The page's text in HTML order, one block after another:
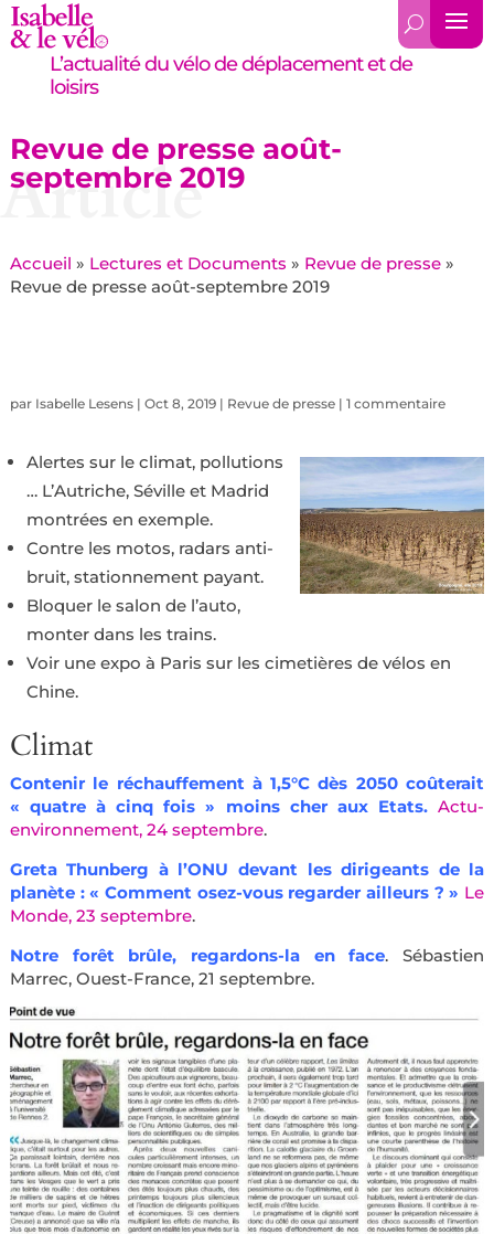
L’actualité du vélo de déplacement et de
loisirs
Revue de presse août-
septembre 2019
Article
Accueil » Lectures et Documents » Revue de presse»
Revue de presse août-septembre 2019
par Isabelle Lesens| Oct 8, 2019| Revue de presse| 1 commentaire
Alertes sur le climat, pollutions
… L’Autriche, Séville et Madrid
montrées en exemple.
Contre les motos, radars anti-
bruit, stationnement payant.
Bloquer le salon de l’auto,
monter dans les trains.
Voir une expo à Paris sur les cimetières de vélos en
Chine.
Climat
Contenir le réchauffement à 1,5°C dès 2050 coûterait
« quatre à cinq fois » moins cher aux Etats. Actu-
environnement, 24 septembre.
Greta Thunberg à l’ONU devant les dirigeants de la
planète : « Comment osez-vous regarder ailleurs ? » Le
Monde, 23 septembre.
Notre forêt brûle, regardons-la en face. Sébastien
Marrec, Ouest-France, 21 septembre.